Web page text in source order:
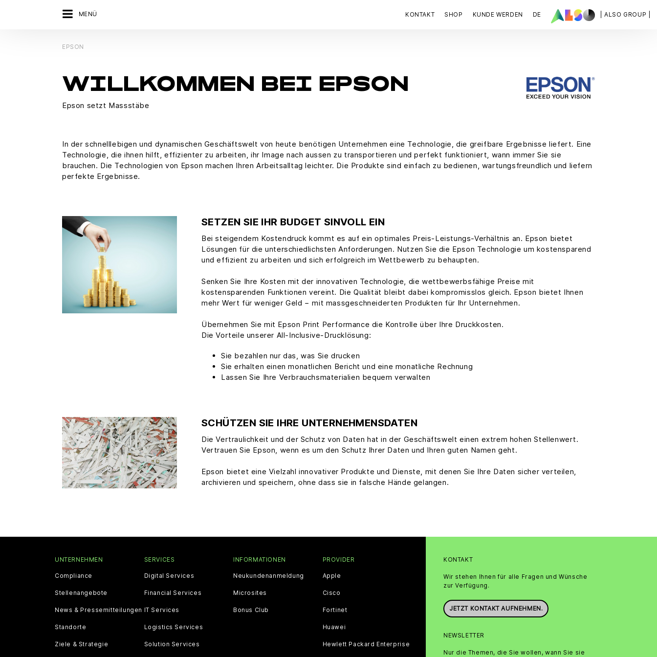
MENÜ | ALSO GROUP |
KONTAKT SHOP KUNDE WERDEN DE
EPSON
WILLKOMMEN BEI EPSON
Epson setzt Massstäbe
In der schnelllebigen und dynamischen Geschäftswelt von heute benötigen Unternehmen eine Technologie, die greifbare Ergebnisse liefert. Eine
Technologie, die ihnen hilft, effizienter zu arbeiten, ihr Image nach aussen zu transportieren und perfekt funktioniert, wann immer Sie sie
brauchen. Die Technologien von Epson machen Ihren Arbeitsalltag leichter. Die Produkte sind einfach zu bedienen, wartungsfreundlich und liefern
perfekte Ergebnisse.
SETZEN SIE IHR BUDGET SINVOLL EIN
Bei steigendem Kostendruck kommt es auf ein optimales Preis-Leistungs-Verhältnis an. Epson bietet
Lösungen für die unterschiedlichsten Anforderungen. Nutzen Sie die Epson Technologie um kostensparend
und effizient zu arbeiten und sich erfolgreich im Wettbewerb zu behaupten.
Senken Sie Ihre Kosten mit der innovativen Technologie, die wettbewerbsfähige Preise mit
kostensparenden Funktionen vereint. Die Qualität bleibt dabei kompromisslos gleich. Epson bietet Ihnen
mehr Wert für weniger Geld − mit massgeschneiderten Produkten für Ihr Unternehmen.
Übernehmen Sie mit Epson Print Performance die Kontrolle über Ihre Druckkosten.
Die Vorteile unserer All-Inclusive-Drucklösung:
Sie bezahlen nur das, was Sie drucken
Sie erhalten einen monatlichen Bericht und eine monatliche Rechnung
Lassen Sie Ihre Verbrauchsmaterialien bequem verwalten
SCHÜTZEN SIE IHRE UNTERNEHMENSDATEN
Die Vertraulichkeit und der Schutz von Daten hat in der Geschäftswelt einen extrem hohen Stellenwert.
Vertrauen Sie Epson, wenn es um den Schutz Ihrer Daten und Ihren guten Namen geht.
Epson bietet eine Vielzahl innovativer Produkte und Dienste, mit denen Sie Ihre Daten sicher verteilen,
archivieren und speichern, ohne dass sie in falsche Hände gelangen.
KONTAKT
Wir stehen Ihnen für alle Fragen und Wünsche
zur Verfügung.
JETZT KONTAKT AUFNEHMEN.
NEWSLETTER
Nur die Themen, die Sie wollen, wann Sie sie
UNTERNEHMEN
Compliance
Stellenangebote
News & Pressemitteilungen
Standorte
Ziele & Strategie
SERVICES
Digital Services
Financial Services
IT Services
Logistics Services
Solution Services
INFORMATIONEN
Neukundenanmeldung
Microsites
Bonus Club
PROVIDER
Apple
Cisco
Fortinet
Huawei
Hewlett Packard Enterprise